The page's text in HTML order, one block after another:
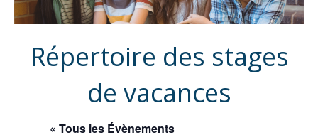
Répertoire des stages
de vacances
« Tous les Évènements